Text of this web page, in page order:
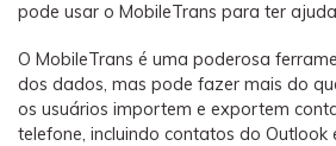
pode usar o MobileTrans para ter
O MobileTrans é uma poderosa
dos dados, mas pode fazer mais do
os usuários importem e exportem
telefone, incluindo contatos do Outlook